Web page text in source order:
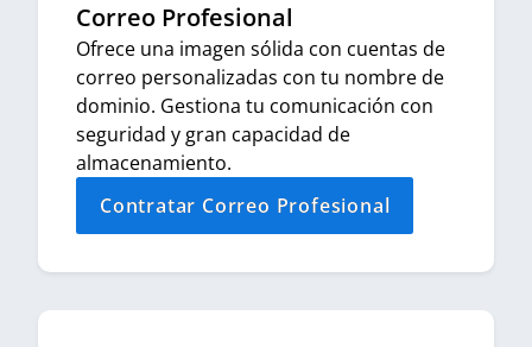
Correo Profesional
Ofrece una imagen sólida con cuentas de
correo personalizadas con tu nombre de
dominio. Gestiona tu comunicación con
seguridad y gran capacidad de
almacenamiento.
Contratar Correo Profesional